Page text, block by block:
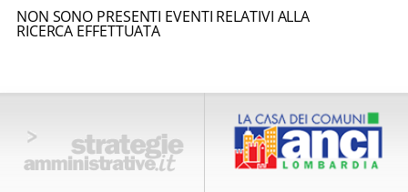
NON SONO PRESENTI EVENTI RELATIVI ALLA
RICERCA EFFETTUATA